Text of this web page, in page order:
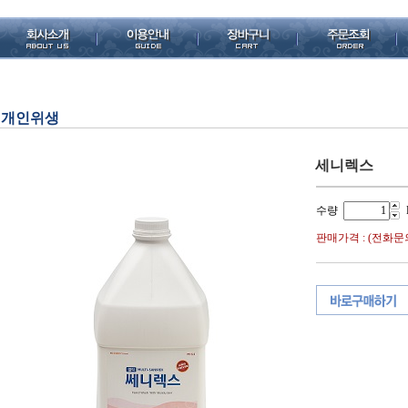
개인위생
세니렉스
수량
판매가격 : (전화문